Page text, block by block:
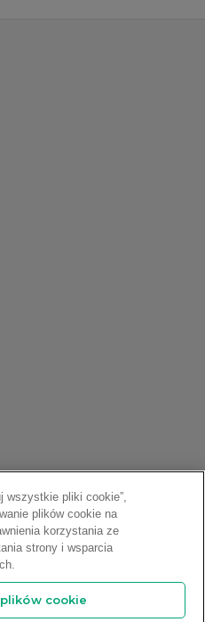
wszystkie pliki cookie”,
plików cookie na
korzystania ze
strony i wsparcia
cookie